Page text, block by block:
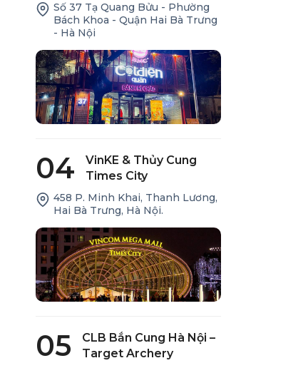
Số 37 Tạ Quang Bửu - Phường
Bách Khoa - Quận Hai Bà Trưng
- Hà Nội
04
VinKE & Thủy Cung
Times City
458 P. Minh Khai, Thanh Lương,
Hai Bà Trưng, Hà Nội.
05
CLB Bắn Cung Hà Nội –
Target Archery